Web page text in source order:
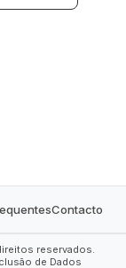
Contacto
reservados.
de Dados